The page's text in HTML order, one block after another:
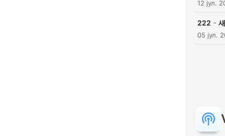
12 јул.
222 -
05 јул.